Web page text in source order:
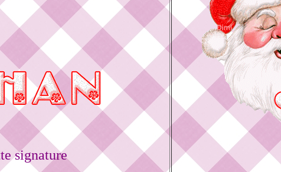
signature